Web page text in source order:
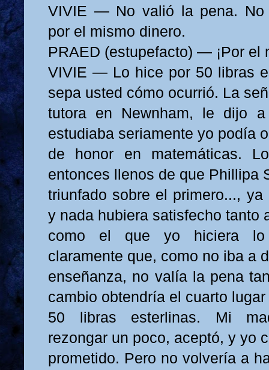
VIVIE — No valió la pena. No
por el mismo dinero.
PRAED (estupefacto) — ¡Por el
VIVIE — Lo hice por 50 libras
sepa usted cómo ocurrió. La
tutora en Newnham, le dijo
estudiaba seriamente yo podía
de honor en matemáticas.
entonces llenos de que Phillipa
triunfado sobre el primero...,
y nada hubiera satisfecho tanto
como el que yo hiciera
claramente que, como no iba a
enseñanza, no valía la pena
cambio obtendría el cuarto
50 libras esterlinas. Mi
rezongar un poco, aceptó, y yo
prometido. Pero no volvería a